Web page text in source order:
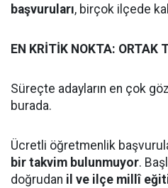
başvuruları, birçok ilçede
EN KRİTİK NOKTA: ORTAK
Süreçte adayların en çok
burada.
Ücretli öğretmenlik
bir takvim bulunmuyor.
doğrudan il ve ilçe millî